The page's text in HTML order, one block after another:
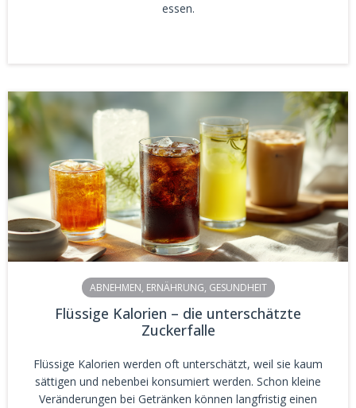
essen.
ABNEHMEN, ERNÄHRUNG, GESUNDHEIT
Flüssige Kalorien – die unterschätzte
Zuckerfalle
Flüssige Kalorien werden oft unterschätzt, weil sie kaum
sättigen und nebenbei konsumiert werden. Schon kleine
Veränderungen bei Getränken können langfristig einen